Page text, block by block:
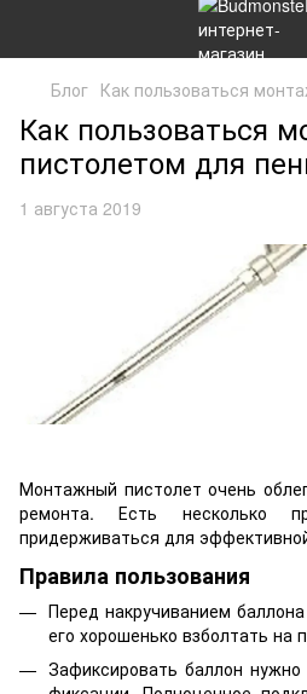
Блог Как пользоваться
Как пользоваться
пистолетом для
1 августа 2019
Монтажный пистолет очень
ремонта. Есть несколько
придерживаться для
Правила пользования
Перед накручиванием
его хорошенько взболтать на
Зафиксировать баллон